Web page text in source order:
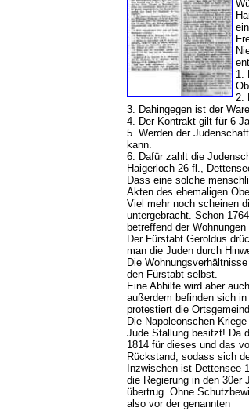
1.
2.
3. Dahingegen ist der
4. Der Kontrakt gilt für 6
5. Werden der
kann.
6. Dafür zahlt die
Haigerloch 26 fl.,
Dass eine solche
Akten des ehemaligen
Viel mehr noch scheinen
untergebracht. Schon
betreffend der
Der Fürstabt Geroldus
man die Juden durch
Die
den Fürstabt selbst.
Eine Abhilfe wird aber
außerdem befinden sich
protestiert die
Die Napoleonschen
Jude Stallung besitzt! Da
1814 für dieses und das
Rückstand, sodass sich
Inzwischen ist Dettensee
die Regierung in den 30er
übertrug. Ohne
also vor der genannten